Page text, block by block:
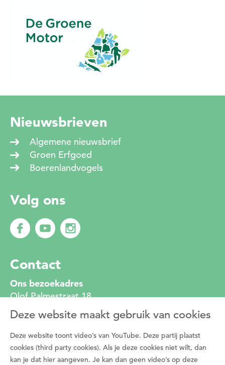
Deze website maakt gebruik van cookies
Deze website toont video’s van YouTube. Deze partij plaatst
cookies (third party cookies). Als je deze cookies niet wilt, dan
kan je dat hier aangeven. Je kan dan geen video’s op deze
Nieuwsbrieven
Algemene nieuwsbrief
Groen Erfgoed
Boerenlandvogels
Volg ons
Contact
Ons bezoekadres
Olof Palmestraat 18
2616 LR Delft
010 272 2222
info@degroenemotorzh.nl
Wat is De Groene Motor